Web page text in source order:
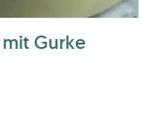
Gurke